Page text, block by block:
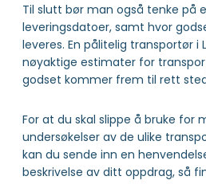
Til slutt bør man også tenke på
leveringsdatoer, samt hvor
leveres. En pålitelig transportør i
nøyaktige estimater for
godset kommer frem til rett
For at du skal slippe å bruke for
undersøkelser av de ulike
kan du sende inn en
beskrivelse av ditt oppdrag, så